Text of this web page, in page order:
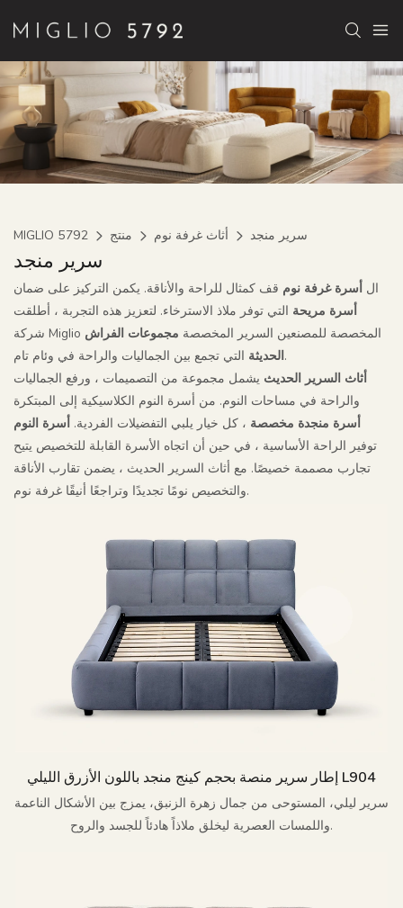
MIGLIO 5792 منتج أثاث غرفة نوم سرير منجد
سرير منجد
ال أسرة غرفة نوم قف كمثال للراحة والأناقة. يكمن التركيز على ضمان
أسرة مريحة التي توفر ملاذ الاسترخاء. لتعزيز هذه التجربة ، أطلقت
شركة Miglio المخصصة للمصنعين السرير المخصصة مجموعات الفراش
الحديثةالتي تجمع بين الجماليات والراحة في وئام تام.
أثاث السرير الحديث يشمل مجموعة من التصميمات ، ورفع الجماليات
والراحة في مساحات النوم. من أسرة النوم الكلاسيكية إلى المبتكرة
أسرة منجدة مخصصة ، كل خيار يلبي التفضيلات الفردية. أسرة النوم
توفير الراحة الأساسية ، في حين أن اتجاه الأسرة القابلة للتخصيص يتيح
تجارب مصممة خصيصًا. مع أثاث السرير الحديث ، يضمن تقارب الأناقة
والتخصيص نومًا تجديدًا وتراجعًا أنيقًا غرفة نوم.
إطار سرير منصة بحجم كينج منجد باللون الأزرق الليلي L904
سرير ليلي، المستوحى من جمال زهرة الزنبق، يمزج بين الأشكال الناعمة
واللمسات العصرية ليخلق ملاذاً هادئاً للجسد والروح.